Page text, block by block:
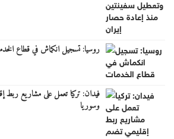
روسيا: تسجيل انكماش في قطاع
فيدان: تركيا تعمل على مشاريع ربط
وسوريا